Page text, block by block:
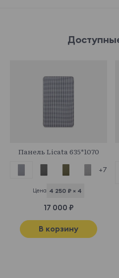
Панель Licata 635*1070
+7
Цена 4 250 ₽ × 4
17 000 ₽
В корзину